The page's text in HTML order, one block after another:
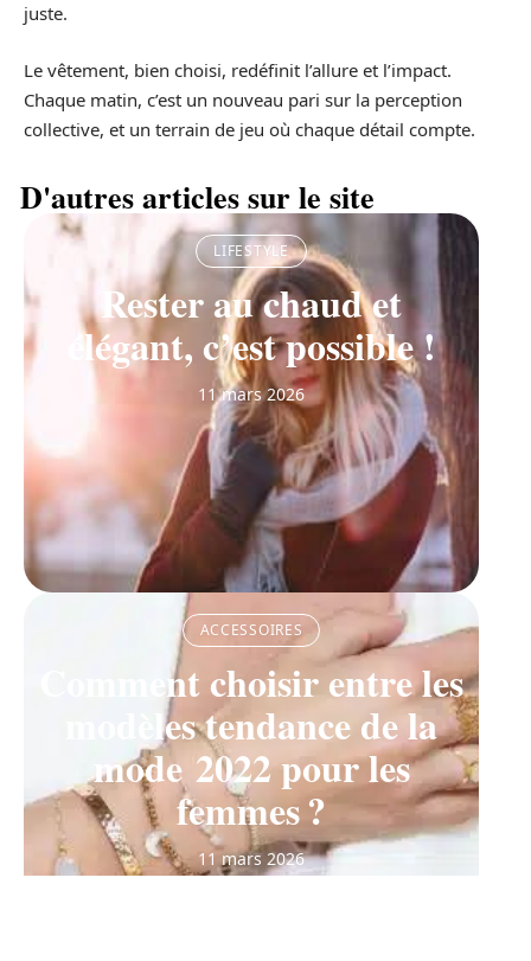
juste.
Le vêtement, bien choisi, redéfinit l’allure et l’impact.
Chaque matin, c’est un nouveau pari sur la perception
collective, et un terrain de jeu où chaque détail compte.
D'autres articles sur le site
LIFESTYLE
Rester au chaud et
élégant, c’est possible !
11 mars 2026
ACCESSOIRES
Comment choisir entre les
modèles tendance de la
mode 2022 pour les
femmes ?
11 mars 2026